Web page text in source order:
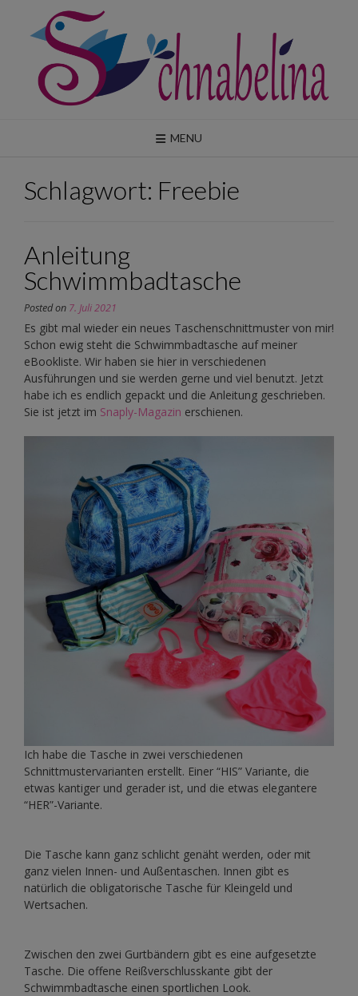
content
MENU
Schlagwort: Freebie
Anleitung
Schwimmbadtasche
Posted on 7. Juli 2021
Es gibt mal wieder ein neues Taschenschnittmuster von mir!
Schon ewig steht die Schwimmbadtasche auf meiner
eBookliste. Wir haben sie hier in verschiedenen
Ausführungen und sie werden gerne und viel benutzt. Jetzt
habe ich es endlich gepackt und die Anleitung geschrieben.
Sie ist jetzt im Snaply-Magazin erschienen.
Ich habe die Tasche in zwei verschiedenen
Schnittmustervarianten erstellt. Einer “HIS” Variante, die
etwas kantiger und gerader ist, und die etwas elegantere
“HER”-Variante.
Die Tasche kann ganz schlicht genäht werden, oder mit
ganz vielen Innen- und Außentaschen. Innen gibt es
natürlich die obligatorische Tasche für Kleingeld und
Wertsachen.
Zwischen den zwei Gurtbändern gibt es eine aufgesetzte
Tasche. Die offene Reißverschlusskante gibt der
Schwimmbadtasche einen sportlichen Look.